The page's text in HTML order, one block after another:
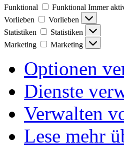
Funktional Funktional Immer
Vorlieben
Vorlieben
Statistiken
Statistiken
Marketing
Marketing
Optionen
Dienste
Verwalten
Lese mehr